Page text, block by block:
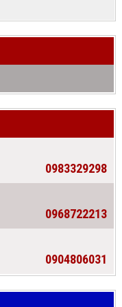
0983329298
0968722213
0904806031